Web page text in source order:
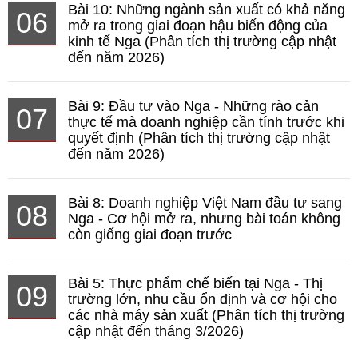
06
Bài 10: Những ngành sản xuất có khả năng
mở ra trong giai đoạn hậu biến động của
kinh tế Nga (Phân tích thị trường cập nhật
đến năm 2026)
07
Bài 9: Đầu tư vào Nga - Những rào cản
thực tế mà doanh nghiệp cần tính trước khi
quyết định (Phân tích thị trường cập nhật
đến năm 2026)
08
Bài 8: Doanh nghiệp Việt Nam đầu tư sang
Nga - Cơ hội mở ra, nhưng bài toán không
còn giống giai đoạn trước
09
Bài 5: Thực phẩm chế biến tại Nga - Thị
trường lớn, nhu cầu ổn định và cơ hội cho
các nhà máy sản xuất (Phân tích thị trường
cập nhật đến tháng 3/2026)